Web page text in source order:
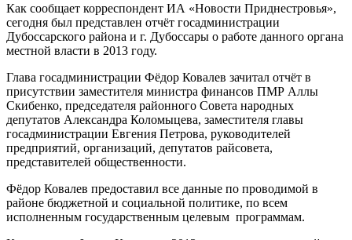
Как сообщает корреспондент ИА «Новости Приднестровья»,
сегодня был представлен отчёт госадминистрации
Дубоссарского района и г. Дубоссары о работе данного органа
местной власти в 2013 году.
Глава госадминистрации Фёдор Ковалев зачитал отчёт в
присутствии заместителя министра финансов ПМР Аллы
Скибенко, председателя районного Совета народных
депутатов Александра Коломыцева, заместителя главы
госадминистрации Евгения Петрова, руководителей
предприятий, организаций, депутатов райсовета,
представителей общественности.
Фёдор Ковалев предоставил все данные по проводимой в
районе бюджетной и социальной политике, по всем
исполненным государственным целевым программам.